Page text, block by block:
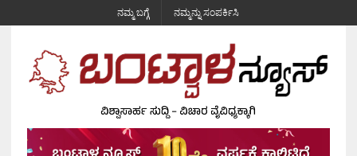
ನಮ್ಮ ಬಗ್ಗೆ ನಮ್ಮನ್ನು ಸಂಪರ್ಕಿಸಿ